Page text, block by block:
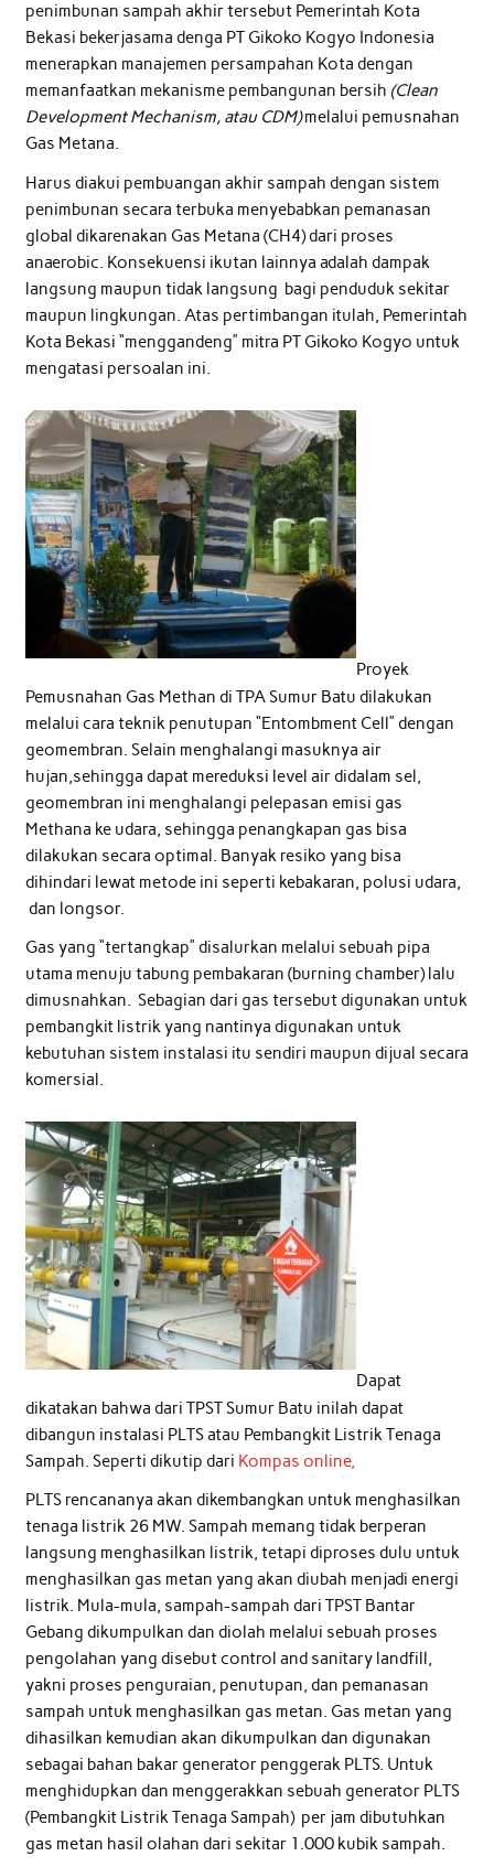
penimbunan sampah akhir tersebut Pemerintah Kota
Bekasi bekerjasama denga PT Gikoko Kogyo Indonesia
menerapkan manajemen persampahan Kota dengan
memanfaatkan mekanisme pembangunan bersih (Clean
Development Mechanism, atau CDM)melalui pemusnahan
Gas Metana.
Harus diakui pembuangan akhir sampah dengan sistem
penimbunan secara terbuka menyebabkan pemanasan
global dikarenakan Gas Metana (CH4) dari proses
anaerobic. Konsekuensi ikutan lainnya adalah dampak
langsung maupun tidak langsung bagi penduduk sekitar
maupun lingkungan. Atas pertimbangan itulah, Pemerintah
Kota Bekasi “menggandeng” mitra PT Gikoko Kogyo untuk
mengatasi persoalan ini.
Proyek
Pemusnahan Gas Methan di TPA Sumur Batu dilakukan
melalui cara teknik penutupan “Entombment Cell” dengan
geomembran. Selain menghalangi masuknya air
hujan,sehingga dapat mereduksi level air didalam sel,
geomembran ini menghalangi pelepasan emisi gas
Methana ke udara, sehingga penangkapan gas bisa
dilakukan secara optimal. Banyak resiko yang bisa
dihindari lewat metode ini seperti kebakaran, polusi udara,
dan longsor.
Gas yang “tertangkap” disalurkan melalui sebuah pipa
utama menuju tabung pembakaran (burning chamber) lalu
dimusnahkan. Sebagian dari gas tersebut digunakan untuk
pembangkit listrik yang nantinya digunakan untuk
kebutuhan sistem instalasi itu sendiri maupun dijual secara
komersial.
Dapat
dikatakan bahwa dari TPST Sumur Batu inilah dapat
dibangun instalasi PLTS atau Pembangkit Listrik Tenaga
Sampah. Seperti dikutip dari Kompas online,
PLTS rencananya akan dikembangkan untuk menghasilkan
tenaga listrik 26 MW. Sampah memang tidak berperan
langsung menghasilkan listrik, tetapi diproses dulu untuk
menghasilkan gas metan yang akan diubah menjadi energi
listrik. Mula-mula, sampah-sampah dari TPST Bantar
Gebang dikumpulkan dan diolah melalui sebuah proses
pengolahan yang disebut control and sanitary landfill,
yakni proses penguraian, penutupan, dan pemanasan
sampah untuk menghasilkan gas metan. Gas metan yang
dihasilkan kemudian akan dikumpulkan dan digunakan
sebagai bahan bakar generator penggerak PLTS. Untuk
menghidupkan dan menggerakkan sebuah generator PLTS
(Pembangkit Listrik Tenaga Sampah) per jam dibutuhkan
gas metan hasil olahan dari sekitar 1.000 kubik sampah.